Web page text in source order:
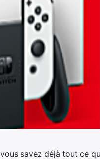
vous savez déjà tout ce